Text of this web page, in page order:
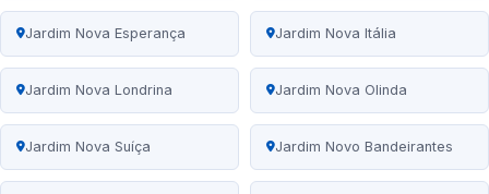
Jardim Nova Esperança Jardim Nova Itália
Jardim Nova Londrina Jardim Nova Olinda
Jardim Nova Suíça Jardim Novo Bandeirantes